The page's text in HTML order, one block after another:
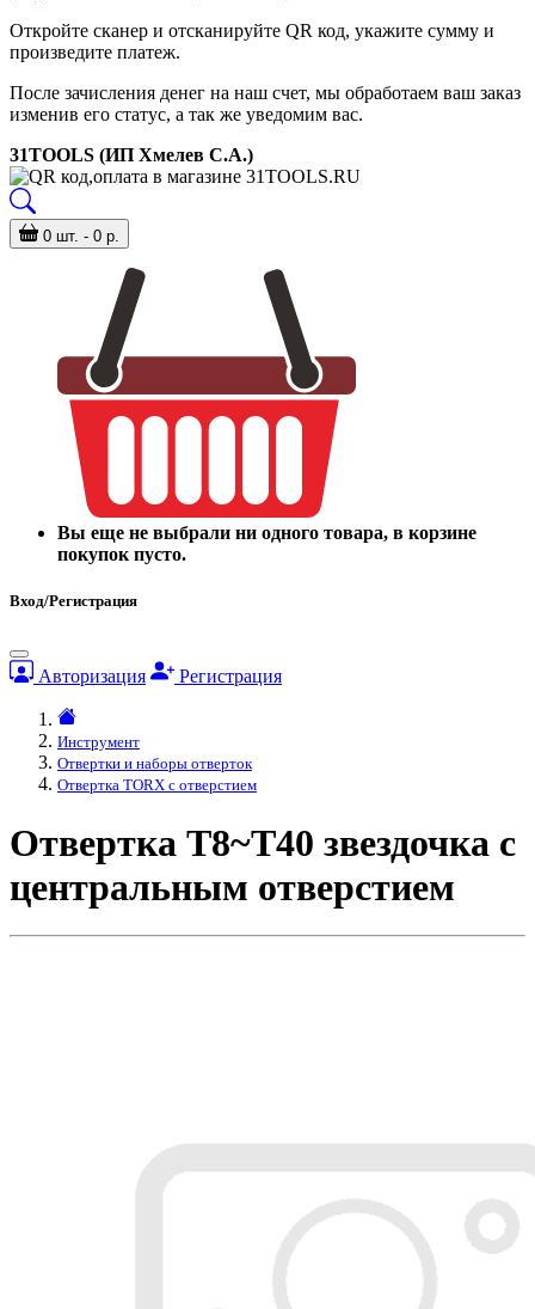
Откройте сканер и отсканируйте QR код, укажите сумму и
произведите платеж.
После зачисления денег на наш счет, мы обработаем ваш заказ
изменив его статус, а так же уведомим вас.
31TOOLS (ИП Хмелев С.А.)
0 шт. - 0 р.
Вы еще не выбрали ни одного товара, в корзине
покупок пусто.
Вход/Регистрация
Авторизация Регистрация
Инструмент
Отвертки и наборы отверток
Отвертка TORX с отверстием
Отвертка T8~T40 звездочка с
центральным отверстием